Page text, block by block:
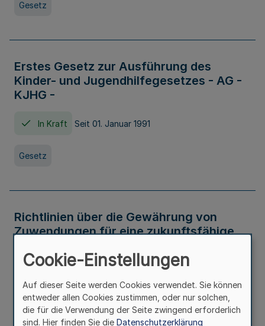
Gesetz
Erstes Gesetz zur Ausführung des
Kinder- und Jugendhilfegesetzes - AG -
KJHG -
In Kraft Seit 01. Januar 1991
Gesetz
Richtlinien über die Gewährung von
Zuwendungen für eine zukunftsfähige
Nordrhein-Westfalen
In Kraft
Verwaltungsvorschrift
Cookie-Einstellungen
Auf dieser Seite werden Cookies verwendet. Sie können
entweder allen Cookies zustimmen, oder nur solchen,
die für die Verwendung der Seite zwingend erforderlich
sind. Hier finden Sie die Datenschutzerklärung